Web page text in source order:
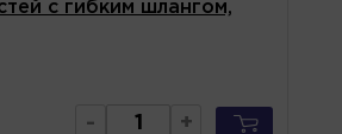
с гибким шлангом,
- +